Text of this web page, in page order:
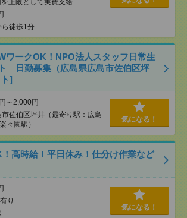
上限として実費支給
ら徒歩1分
ワークOK！NPO法人スタッフ日常生
日勤募集（広島県広島市佐伯区坪
]
～2,000円
市佐伯区坪井（最寄り駅：広島
々園駅）
気になる！
高時給！平日休み！仕分け作業など
り
気になる！